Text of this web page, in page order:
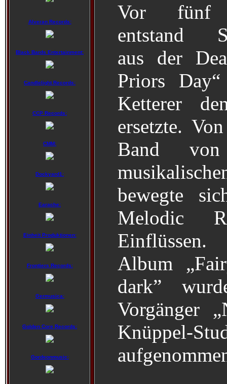
Alveran Records:
Black Bards Entertainment:
Candlelight Records:
CCP Records:
CMM:
Dockyard1:
Earache:
Einheit Produktionen:
Frontiers Records:
Germusica:
Golden Core Records:
Gordeonmusic:
Vor fünf
entstand
aus der
Priors
Ketterer
ersetzte.
Band
bewegte
Melodic
Album
dark”
Vorgänger
Knüppel-